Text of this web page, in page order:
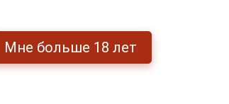
Страна производства
Мне больше 18 лет